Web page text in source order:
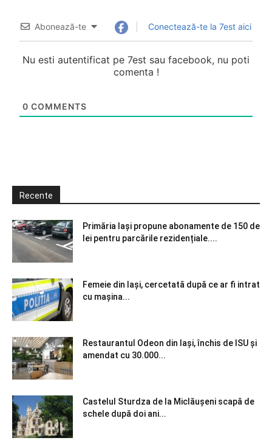
Abonează-te Conectează-te la 7est aici
Nu esti autentificat pe 7est sau facebook, nu poti
comenta !
0 COMMENTS
Recente
Primăria Iași propune abonamente de 150 de
lei pentru parcările rezidențiale....
Femeie din Iași, cercetată după ce ar fi intrat
cu mașina...
Restaurantul Odeon din Iași, închis de ISU și
amendat cu 30.000...
Castelul Sturdza de la Miclăușeni scapă de
schele după doi ani...